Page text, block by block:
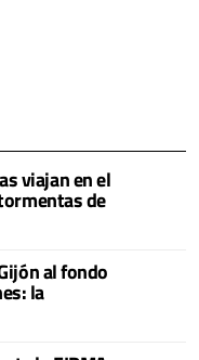
viajan en el
de
al fondo
la